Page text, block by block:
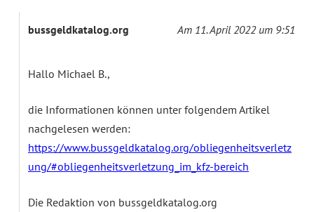
bussgeldkatalog.org Am 11. April 2022 um 9:51
Hallo Michael B.,
die Informationen können unter folgendem Artikel
nachgelesen werden:
https://www.bussgeldkatalog.org/obliegenheitsverletz
ung/#obliegenheitsverletzung_im_kfz-bereich
Die Redaktion von bussgeldkatalog.org